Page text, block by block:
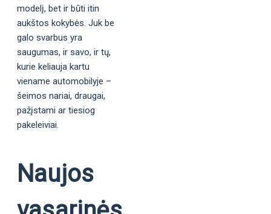
modelį, bet ir būti itin
aukštos kokybės. Juk be
galo svarbus yra
saugumas, ir savo, ir tų,
kurie keliauja kartu
viename automobilyje –
šeimos nariai, draugai,
pažįstami ar tiesiog
pakeleiviai.
Naujos